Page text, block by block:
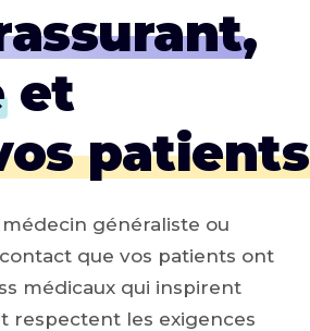
,
et
patients
généraliste ou
que vos patients ont
médicaux qui inspirent
respectent les exigences